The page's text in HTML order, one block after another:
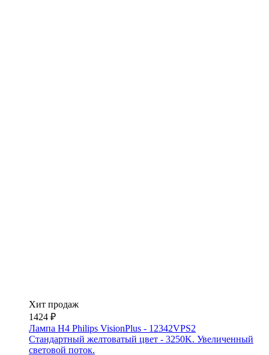
Хит продаж
1424 ₽
Лампа H4 Philips VisionPlus - 12342VPS2
Стандартный желтоватый цвет - 3250K. Увеличенный
световой поток.